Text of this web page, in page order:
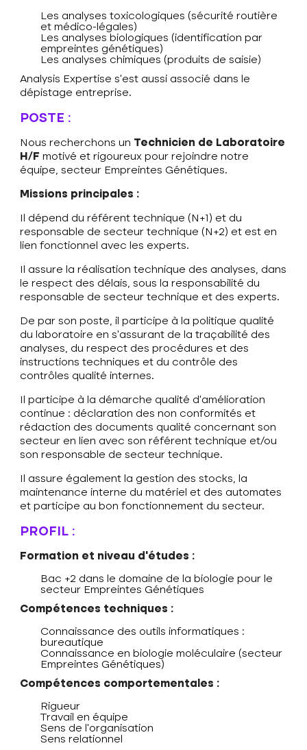
Les analyses toxicologiques (sécurité routière
et médico-légales)
Les analyses biologiques (identification par
empreintes génétiques)
Les analyses chimiques (produits de saisie)
Analysis Expertise s’est aussi associé dans le
dépistage entreprise.
POSTE :
Nous recherchons un Technicien de Laboratoire
H/F motivé et rigoureux pour rejoindre notre
équipe, secteur Empreintes Génétiques.
Missions principales :
Il dépend du référent technique (N+1) et du
responsable de secteur technique (N+2) et est en
lien fonctionnel avec les experts.
Il assure la réalisation technique des analyses, dans
le respect des délais, sous la responsabilité du
responsable de secteur technique et des experts.
De par son poste, il participe à la politique qualité
du laboratoire en s’assurant de la traçabilité des
analyses, du respect des procédures et des
instructions techniques et du contrôle des
contrôles qualité internes.
Il participe à la démarche qualité d’amélioration
continue : déclaration des non conformités et
rédaction des documents qualité concernant son
secteur en lien avec son référent technique et/ou
son responsable de secteur technique.
Il assure également la gestion des stocks, la
maintenance interne du matériel et des automates
et participe au bon fonctionnement du secteur.
PROFIL :
Formation et niveau d’études :
Bac +2 dans le domaine de la biologie pour le
secteur Empreintes Génétiques
Compétences techniques :
Connaissance des outils informatiques :
bureautique
Connaissance en biologie moléculaire (secteur
Empreintes Génétiques)
Compétences comportementales :
Rigueur
Travail en équipe
Sens de l’organisation
Sens relationnel